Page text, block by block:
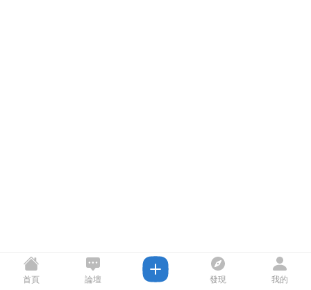
首頁 論壇 發現 我的